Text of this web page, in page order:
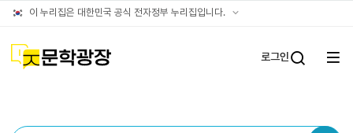
이 누리집은 대한민국 공식 전자정부 누리집입니다. 공식
문학광장 로그인
전체
결과